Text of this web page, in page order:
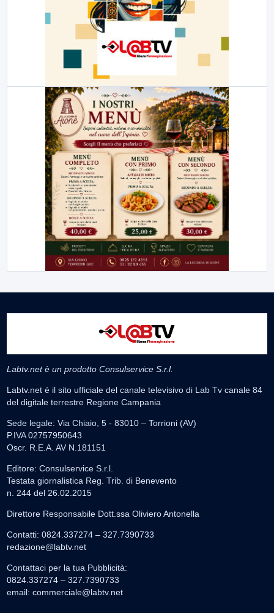
Labtv.net è un prodotto Consulservice S.r.l.
Labtv.net è il sito ufficiale del canale televisivo di Lab Tv canale 84
del digitale terrestre Regione Campania
Sede legale: Via Chiaio, 5 - 83010 – Torrioni (AV)
P.IVA 02757950643
Oscr. R.E.A. AV N.181151
Editore: Consulservice S.r.l.
Testata giornalistica Reg. Trib. di Benevento
n. 244 del 26.02.2015
Direttore Responsabile Dott.ssa Oliviero Antonella
Contatti: 0824.337274 – 327.7390733
redazione@labtv.net
Contattaci per la tua Pubblicità:
0824.337274 – 327.7390733
email: commerciale@labtv.net